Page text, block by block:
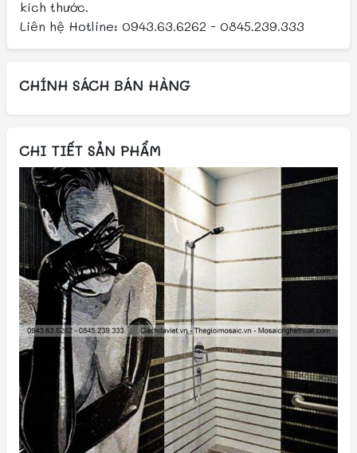
kích thước.
Liên hệ Hotline: 0943.63.6262 - 0845.239.333
CHÍNH SÁCH BÁN HÀNG
CHI TIẾT SẢN PHẨM